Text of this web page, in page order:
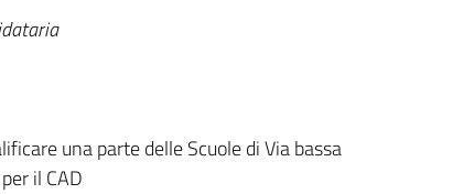
una parte delle Scuole di Via bassa
il CAD